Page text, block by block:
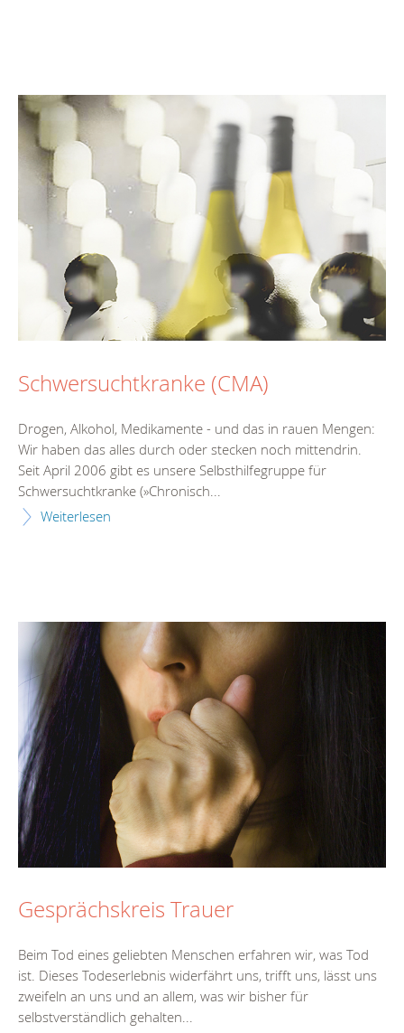
Schwersuchtkranke (CMA)
Drogen, Alkohol, Medikamente - und das in rauen Mengen:
Wir haben das alles durch oder stecken noch mittendrin.
Seit April 2006 gibt es unsere Selbsthilfegruppe für
Schwersuchtkranke (»Chronisch...
Weiterlesen
Gesprächskreis Trauer
Beim Tod eines geliebten Menschen erfahren wir, was Tod
ist. Dieses Todeserlebnis widerfährt uns, trifft uns, lässt uns
zweifeln an uns und an allem, was wir bisher für
selbstverständlich gehalten...